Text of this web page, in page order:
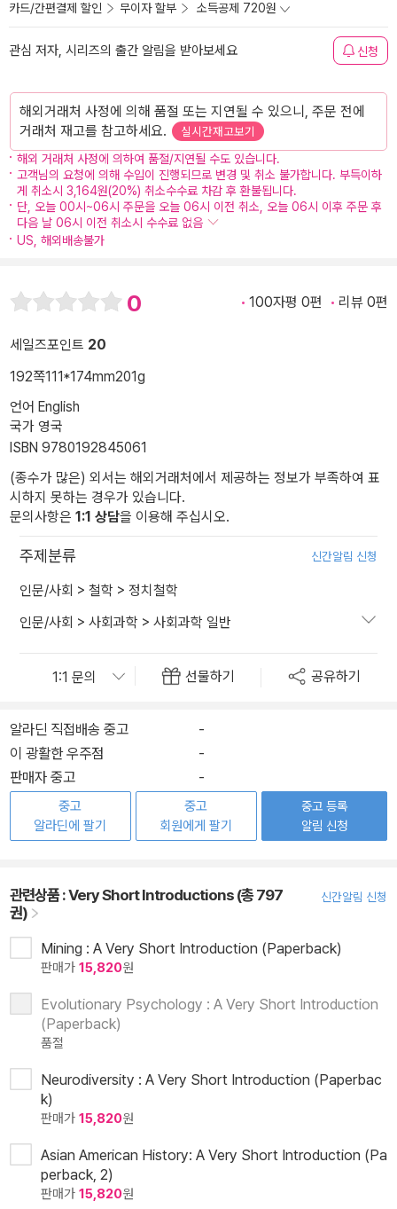
카드/간편결제 할인 무이자 할부 소득공제 720원
관심 저자, 시리즈의 출간 알림을 받아보세요 신청
해외거래처 사정에 의해 품절 또는 지연될 수 있으니, 주문 전에
거래처 재고를 참고하세요.
실시간재고보기
해외 거래처 사정에 의하여 품절/지연될 수도 있습니다.
고객님의 요청에 의해 수입이 진행되므로 변경 및 취소 불가합니다. 부득이하
게 취소시 3,164원(20%) 취소수수료 차감 후 환불됩니다.
단, 오늘 00시~06시 주문을 오늘 06시 이전 취소, 오늘 06시 이후 주문 후
다음 날 06시 이전 취소시 수수료 없음
US, 해외배송불가
0 100자평 0편 리뷰 0편
세일즈포인트 20
192쪽111*174mm201g
언어 English
국가 영국
ISBN 9780192845061
(종수가 많은) 외서는 해외거래처에서 제공하는 정보가 부족하여 표
시하지 못하는 경우가 있습니다.
문의사항은 1:1 상담을 이용해 주십시오.
주제분류 신간알림 신청
인문/사회 > 철학 > 정치철학
인문/사회 > 사회과학 > 사회과학 일반
선물하기 공유하기
알라딘 직접배송 중고
-
이 광활한 우주점
-
판매자 중고
-
중고
알라딘에 팔기
중고
회원에게 팔기
중고 등록
알림 신청
관련상품 :Very Short Introductions (총 797
권)
신간알림 신청
Mining : A Very Short Introduction (Paperback)
판매가 15,820원
Evolutionary Psychology : A Very Short Introduction
(Paperback)
품절
Neurodiversity : A Very Short Introduction (Paperbac
k)
판매가 15,820원
Asian American History: A Very Short Introduction (Pa
perback, 2)
판매가 15,820원